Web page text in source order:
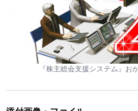
『株主総会支援システム』お